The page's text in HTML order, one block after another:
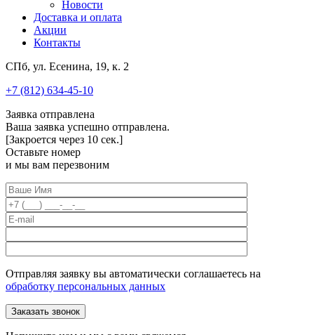
Новости
Доставка и оплата
Акции
Контакты
СПб, ул. Есенина, 19, к. 2
+7 (812) 634-45-10
Заявка отправлена
Ваша заявка успешно отправлена.
[Закроется через 10 сек.]
Оставьте номер
и мы вам перезвоним
Отправляя заявку вы автоматически соглашаетесь на
обработку персональных данных